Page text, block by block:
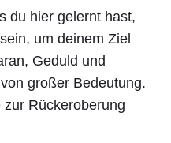
du hier gelernt hast,
um deinem Ziel
Geduld und
großer Bedeutung.
Rückeroberung